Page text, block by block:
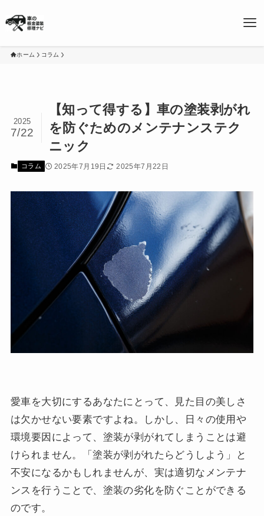
ホーム コラム
【知って得する】車の塗装剥がれ
を防ぐためのメンテナンステク
ニック
2025
7/22
コラム 2025年7月19日 2025年7月22日
愛車を大切にするあなたにとって、見た目の美しさ
は欠かせない要素ですよね。しかし、日々の使用や
環境要因によって、塗装が剥がれてしまうことは避
けられません。「塗装が剥がれたらどうしよう」と
不安になるかもしれませんが、実は適切なメンテナ
ンスを行うことで、塗装の劣化を防ぐことができる
のです。